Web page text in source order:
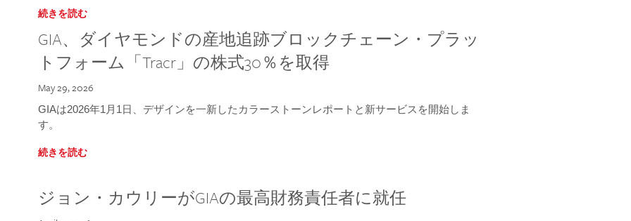
続きを読む
GIA、ダイヤモンドの産地追跡ブロックチェーン・プラッ
トフォーム「Tracr」の株式30％を取得
May 29, 2026
GIAは2026年1月1日、デザインを一新したカラーストーンレポートと新サービスを開始しま
す。
続きを読む
ジョン・カウリーがGIAの最高財務責任者に就任